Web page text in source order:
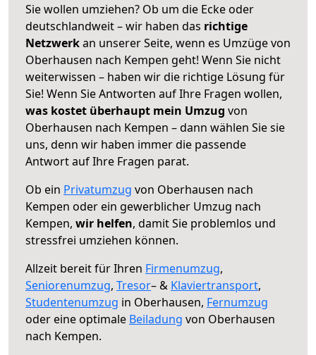
Sie wollen umziehen? Ob um die Ecke oder
deutschlandweit – wir haben das richtige
Netzwerkan unserer Seite, wenn es Umzüge von
Oberhausen nach Kempen geht! Wenn Sie nicht
weiterwissen – haben wir die richtige Lösung für
Sie! Wenn Sie Antworten auf Ihre Fragen wollen,
was kostet überhaupt mein Umzug von
Oberhausen nach Kempen – dann wählen Sie sie
uns, denn wir haben immer die passende
Antwort auf Ihre Fragen parat.
Ob ein Privatumzug von Oberhausen nach
Kempen oder ein gewerblicher Umzug nach
Kempen, wir helfen, damit Sie problemlos und
stressfrei umziehen können.
Allzeit bereit für Ihren Firmenumzug,
Seniorenumzug, Tresor– & Klaviertransport,
Studentenumzug in Oberhausen, Fernumzug
oder eine optimale Beiladung von Oberhausen
nach Kempen.